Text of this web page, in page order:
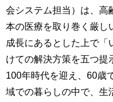
会システム担当）は、高
本の医療を取り巻く厳し
成長にあるとした上で「
けての解決方策を五つ提
100年時代を迎え、60歳
域での暮らしの中で、生